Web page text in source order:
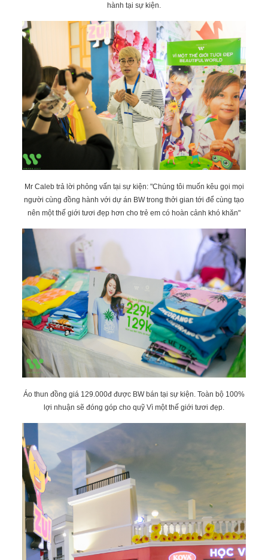
hành tại sự kiện.
Mr Caleb trả lời phỏng vấn tại sự kiện: "Chúng tôi muốn kêu gọi mọi
người cùng đồng hành với dự án BW trong thởi gian tới để cùng tạo
nên một thế giới tươi đẹp hơn cho trẻ em có hoàn cảnh khó khăn"
Áo thun đồng giá 129.000đ được BW bán tại sự kiện. Toàn bộ 100%
lợi nhuận sẽ đóng góp cho quỹ Vì một thế giới tươi đẹp.